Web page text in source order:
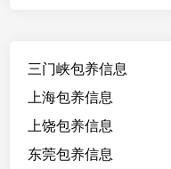
/
1
5
3
/
三门峡包养信息
上海包养信息
上饶包养信息
东莞包养信息